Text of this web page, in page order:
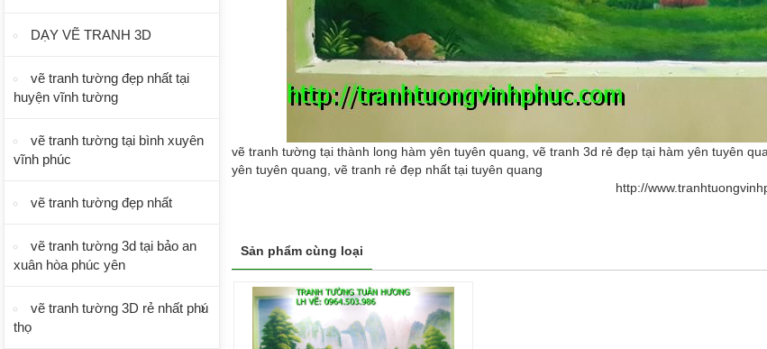
vẽ tranh tường tại thành long hàm yên tuyên quang, vẽ tranh 3d rẻ đẹp tại hàm yên tuyên
yên tuyên quang, vẽ tranh rẻ đẹp nhất tại tuyên quang
http://
Sản phẩm cùng loại
DẠY VẼ TRANH 3D
vẽ tranh tường đẹp nhất tại
huyện vĩnh tường
vẽ tranh tường tại bình xuyên
vĩnh phúc
vẽ tranh tường đẹp nhất
vẽ tranh tường 3d tại bảo an
xuân hòa phúc yên
vẽ tranh tường 3D rẻ nhất phú
thọ